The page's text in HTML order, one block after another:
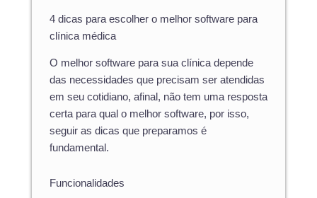
4 dicas para escolher o melhor software para
clínica médica
O melhor software para sua clínica depende
das necessidades que precisam ser atendidas
em seu cotidiano, afinal, não tem uma resposta
certa para qual o melhor software, por isso,
seguir as dicas que preparamos é
fundamental.
Funcionalidades